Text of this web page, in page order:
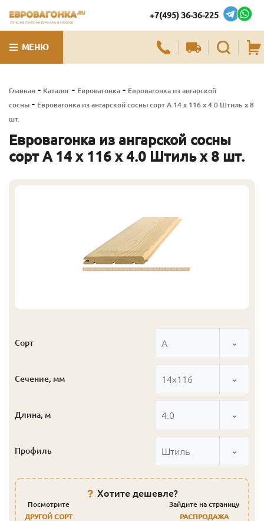
ЛУЧШИЕ ПИЛОМАТЕРИАЛЫ В МОСКВЕ
+7(495) 36-36-225
МЕНЮ
Главная - Каталог - Евровагонка - Евровагонка из ангарской
сосны - Евровагонка из ангарской сосны сорт А 14 x 116 x 4.0 Штиль x 8
шт.
Евровагонка из ангарской сосны
сорт А 14 x 116 x 4.0 Штиль x 8 шт.
Сорт А
Сечение, мм 14x116
Длина, м 4.0
Профиль Штиль
Хотите дешевле?
Посмотрите
ДРУГОЙ СОРТ
Зайдите на страницу
РАСПРОДАЖА